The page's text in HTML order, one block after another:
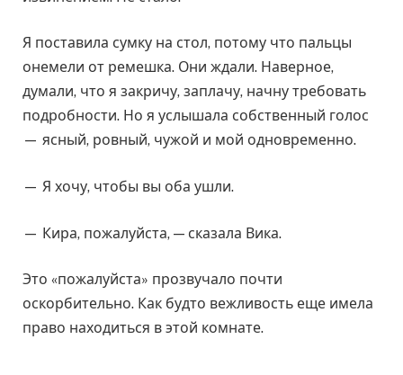
Я поставила сумку на стол, потому что пальцы
онемели от ремешка. Они ждали. Наверное,
думали, что я закричу, заплачу, начну требовать
подробности. Но я услышала собственный голос
— ясный, ровный, чужой и мой одновременно.
— Я хочу, чтобы вы оба ушли.
— Кира, пожалуйста, — сказала Вика.
Это «пожалуйста» прозвучало почти
оскорбительно. Как будто вежливость еще имела
право находиться в этой комнате.